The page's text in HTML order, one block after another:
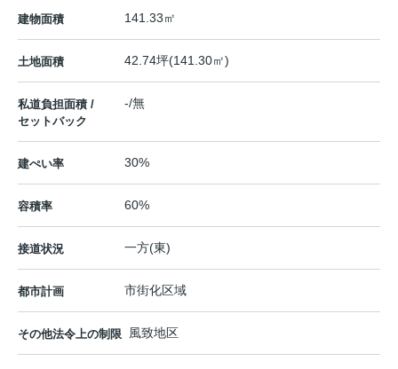
建物面積 141.33㎡
土地面積 42.74坪(141.30㎡)
私道負担面積 /
セットバック
-/無
建ぺい率 30%
容積率 60%
接道状況 一方(東)
都市計画 市街化区域
その他法令上の制限 風致地区